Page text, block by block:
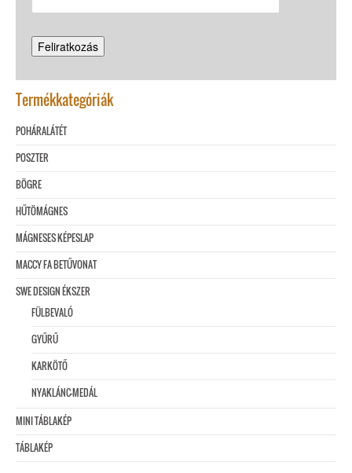
Termékkategóriák
POHÁRALÁTÉT
POSZTER
BÖGRE
HŰTÖMÁGNES
MÁGNESES KÉPESLAP
MACCY FA BETŰVONAT
SWE DESIGN ÉKSZER
FÜLBEVALÓ
GYŰRŰ
KARKÖTŐ
NYAKLÁNC-MEDÁL
MINI TÁBLAKÉP
TÁBLAKÉP